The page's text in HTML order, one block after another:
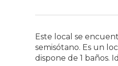
Este local se
semisótano. Es un
dispone de 1 baños.